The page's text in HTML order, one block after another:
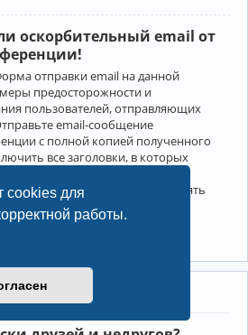
cookies для
работы.
оскорбительный email от
отправки email на данной
предосторожности и
пользователей, отправляющих
email-сообщение
с полной копией полученного
все заголовки, в которых
сможет в этом случае принять